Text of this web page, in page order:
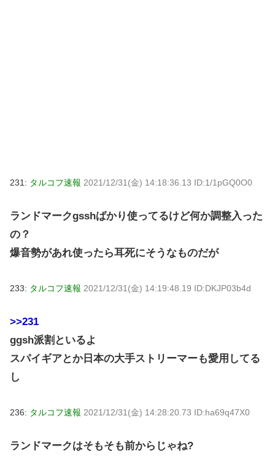
231: タルコフ速報 2021/12/31(金) 14:18:36.13 ID:1/1pGQ0O0
ランドマークgsshばかり使ってるけど何か調整入った
の？
爆音勢があれ使ったら耳死にそうなものだが
233: タルコフ速報 2021/12/31(金) 14:19:48.19 ID:DKJP03b4d
>>231
ggsh派割といるよ
スパイギアとか日本の大手ストリーマーも愛用してる
し
236: タルコフ速報 2021/12/31(金) 14:28:20.73 ID:ha69q47X0
ランドマークはそもそも前からじゃね?